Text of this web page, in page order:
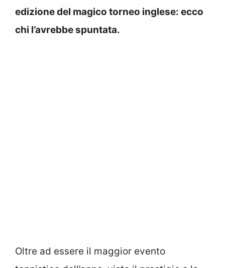
edizione del magico torneo inglese: ecco
chi l’avrebbe spuntata.
Oltre ad essere il maggior evento